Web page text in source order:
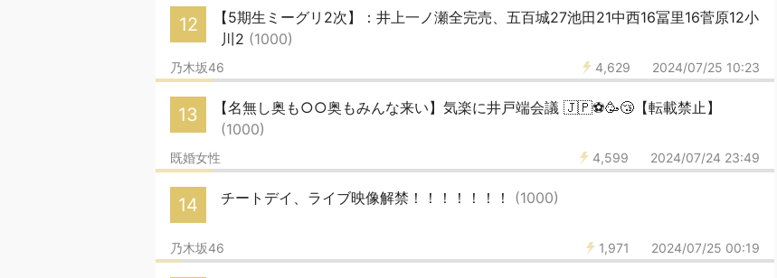
12
【5期生ミーグリ2次】：井上一ノ瀬全完売、五百城27池田21中西16冨里16菅原12小
川2 (1000)
4,629 2024/07/25 10:23
乃木坂46
13
【名無し奥も○○奥もみんな来い】気楽に井戸端会議 🇯🇵⚽️🥳😴【転載禁止】
(1000)
4,599 2024/07/24 23:49
既婚女性
14 チートデイ、ライブ映像解禁！！！！！！！ (1000)
1,971 2024/07/25 00:19
乃木坂46